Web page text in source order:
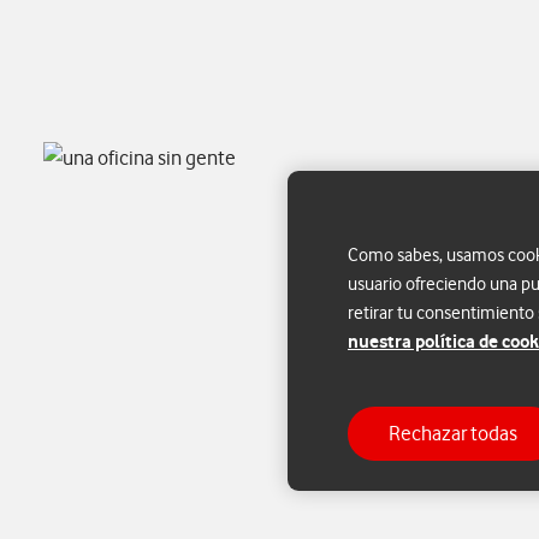
Como sabes, usamos
usuario ofreciendo una
retirar tu consentimiento
nuestra política de
Rechazar todas